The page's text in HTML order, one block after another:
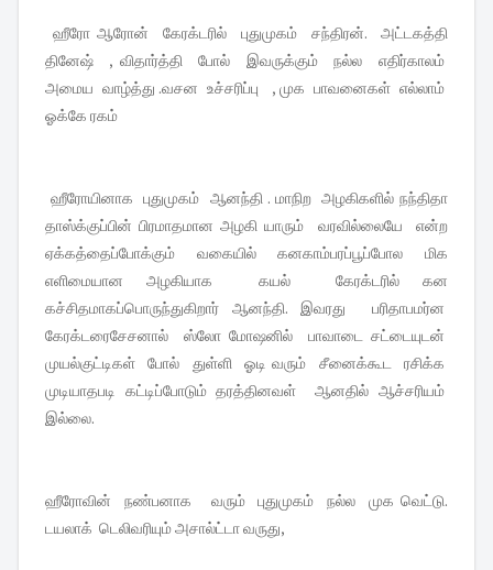
ஹீரோ ஆரோன் கேரக்டரில் புதுமுகம் சந்திரன். அட்டகத்தி
தினேஷ் , விதார்த்தி போல் இவருக்கும் நல்ல எதிர்காலம்
அமைய வாழ்த்து .வசன உச்சரிப்பு , முக பாவனைகள் எல்லாம்
ஓக்கே ரகம்
ஹீரோயினாக புதுமுகம் ஆனந்தி . மாநிற அழகிகளில் நந்திதா
தாஸ்க்குப்பின் பிரமாதமான அழகி யாரும் வரவில்லையே என்ற
ஏக்கத்தைப்போக்கும் வகையில் கனகாம்பரப்பூப்போல மிக
எளிமையான அழகியாக கயல் கேரக்டரில் கன
கச்சிதமாகப்பொருந்துகிறார் ஆனந்தி. இவரது பரிதாபமர்ன
கேரக்டரைசேசனால் ஸ்லோ மோஷனில் பாவாடை சட்டையுடன்
முயல்குட்டிகள் போல் துள்ளி ஓடி வரும் சீனைக்கூட ரசிக்க
முடியாதபடி கட்டிப்போடும் தரத்தினவள் ஆனதில் ஆச்சரியம்
இல்லை.
ஹீரோவின் நண்பனாக வரும் புதுமுகம் நல்ல முக வெட்டு.
டயலாக் டெலிவரியும் அசால்ட்டா வருது,